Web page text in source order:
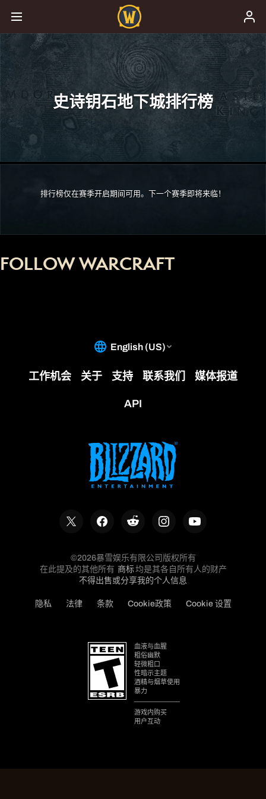
史诗钥石地下城排行榜
排行榜仅在赛季开启期间可用。下一个赛季即将来临！
FOLLOW WARCRAFT